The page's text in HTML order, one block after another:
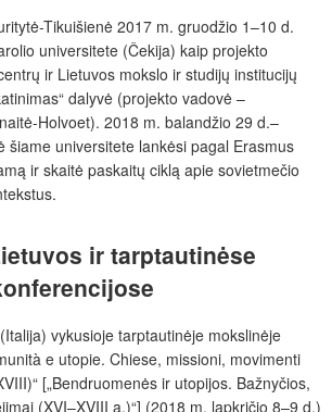
Tikuišienė 2017 m. gruodžio 1–10 d.
universitete (Čekija) kaip projekto
ir Lietuvos mokslo ir studijų institucijų
dalyvė (projekto vadovė –
Holvoet). 2018 m. balandžio 29 d.–
šiame universitete lankėsi pagal Erasmus
ir skaitė paskaitų ciklą apie sovietmečio
ir tarptautinėse
vykusioje tarptautinėje mokslinėje
e utopie. Chiese, missioni, movimenti
[„Bendruomenės ir utopijos. Bažnyčios,
(XVI–XVIII a.)“] (2018 m. lapkričio 8–9 d.)